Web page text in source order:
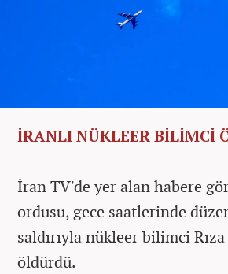
İRANLI NÜKLEER BİLİMCİ
İran TV'de yer alan habere
ordusu, gece saatlerinde
saldırıyla nükleer bilimci
öldürdü.